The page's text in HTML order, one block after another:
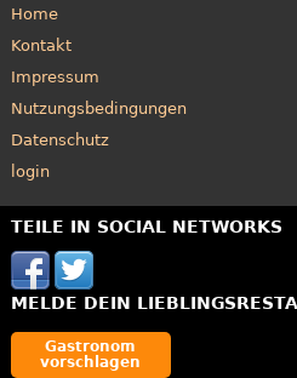
Home
Kontakt
Impressum
Nutzungsbedingungen
Datenschutz
login
TEILE IN SOCIAL NETWORKS
MELDE DEIN
Gastronom
vorschlagen